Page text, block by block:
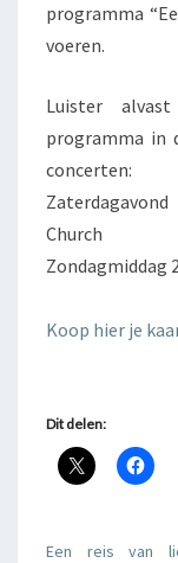
programma
voeren.
Luister
programma in
concerten:
Church
Zondagmiddag
Koop hier je
Dit delen:
Een reis van